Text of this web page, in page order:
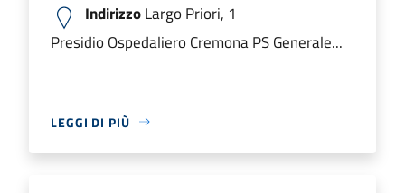
IndirizzoLargo Priori, 1
Presidio Ospedaliero Cremona PS Generale...
LEGGI DI PIÙ